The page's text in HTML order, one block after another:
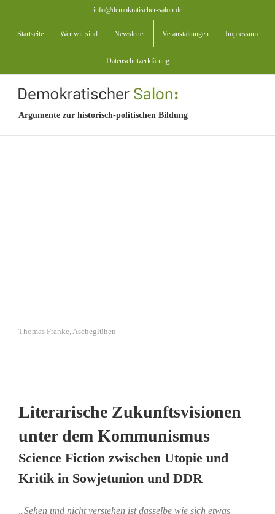
Inhalt
springen
info@demokratischer-salon.de
Startseite Wer wir sind Newsletter Veranstaltungen Impressum
Datenschutzerklärung
Argumente zur historisch-politischen Bildung
Thomas Franke, Ascheglühen
Literarische Zukunftsvisionen
unter dem Kommunismus
Science Fiction zwischen Utopie und
Kritik in Sowjetunion und DDR
„Sehen und nicht verstehen ist dasselbe wie sich etwas